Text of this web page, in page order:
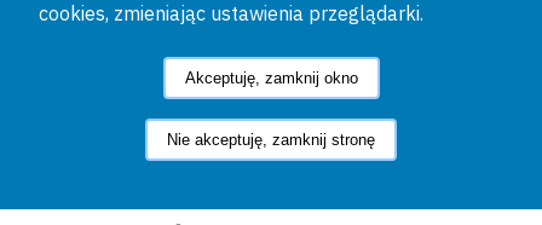
cookies, zmieniając ustawienia przeglądarki.
Akceptuję, zamknij okno
Nie akceptuję, zamknij stronę